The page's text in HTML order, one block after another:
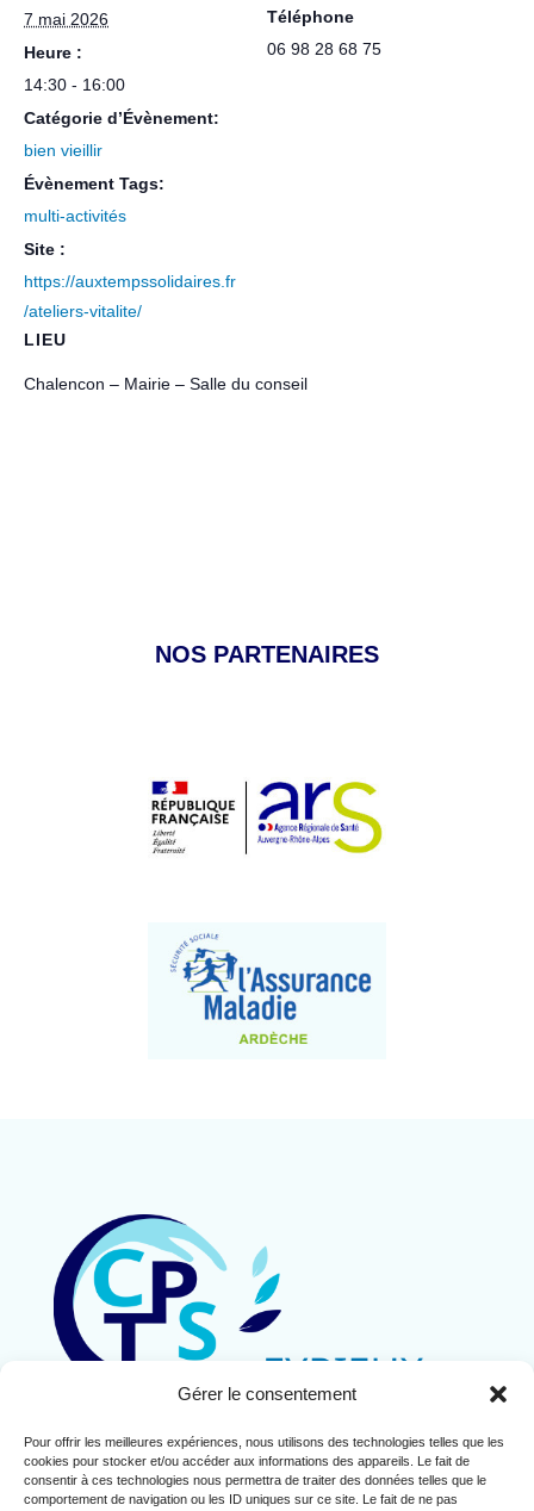
Gérer le consentement
Pour offrir les meilleures expériences, nous utilisons des technologies telles que les
cookies pour stocker et/ou accéder aux informations des appareils. Le fait de
consentir à ces technologies nous permettra de traiter des données telles que le
comportement de navigation ou les ID uniques sur ce site. Le fait de ne pas
7 mai 2026
Heure :
14:30 - 16:00
Catégorie d’Évènement:
bien vieillir
Évènement Tags:
multi-activités
Site :
https://auxtempssolidaires.fr
/ateliers-vitalite/
LIEU
Chalencon – Mairie – Salle du conseil
Téléphone
06 98 28 68 75
NOS PARTENAIRES
Contact
Mentions légales